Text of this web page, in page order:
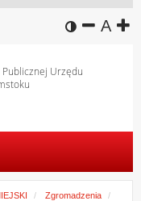
wersja
A
Urzędu
Zgromadzenia